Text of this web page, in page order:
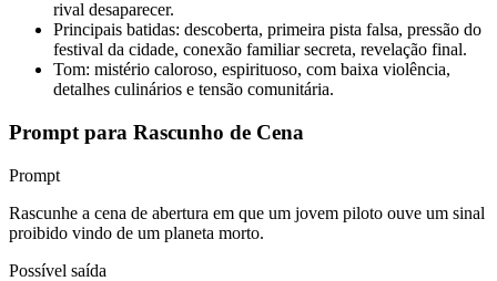
rival desaparecer.
Principais batidas: descoberta, primeira pista falsa, pressão do
festival da cidade, conexão familiar secreta, revelação final.
Tom: mistério caloroso, espirituoso, com baixa violência,
detalhes culinários e tensão comunitária.
Prompt para Rascunho de Cena
Prompt
Rascunhe a cena de abertura em que um jovem piloto ouve um sinal
proibido vindo de um planeta morto.
Possível saída